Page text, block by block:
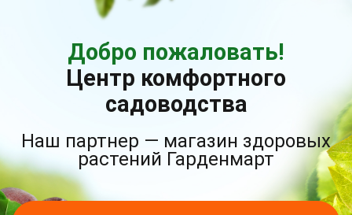
Добро пожаловать!
Центр комфортного
садоводства
Наш партнер — магазин здоровых
растений Гарденмарт